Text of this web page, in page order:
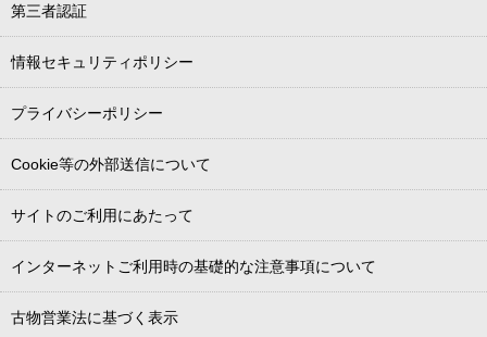
第三者認証
情報セキュリティポリシー
プライバシーポリシー
Cookie等の外部送信について
サイトのご利用にあたって
インターネットご利用時の基礎的な注意事項について
古物営業法に基づく表示